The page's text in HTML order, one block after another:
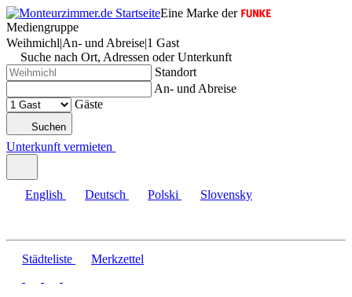
Eine Marke der
Mediengruppe
Weihmichl|An- und Abreise|1 Gast
Suche nach Ort, Adressen oder Unterkunft
Standort
An- und Abreise
Gäste
Suchen
Unterkunft vermieten
English Deutsch Polski Slovensky
Städteliste Merkzettel